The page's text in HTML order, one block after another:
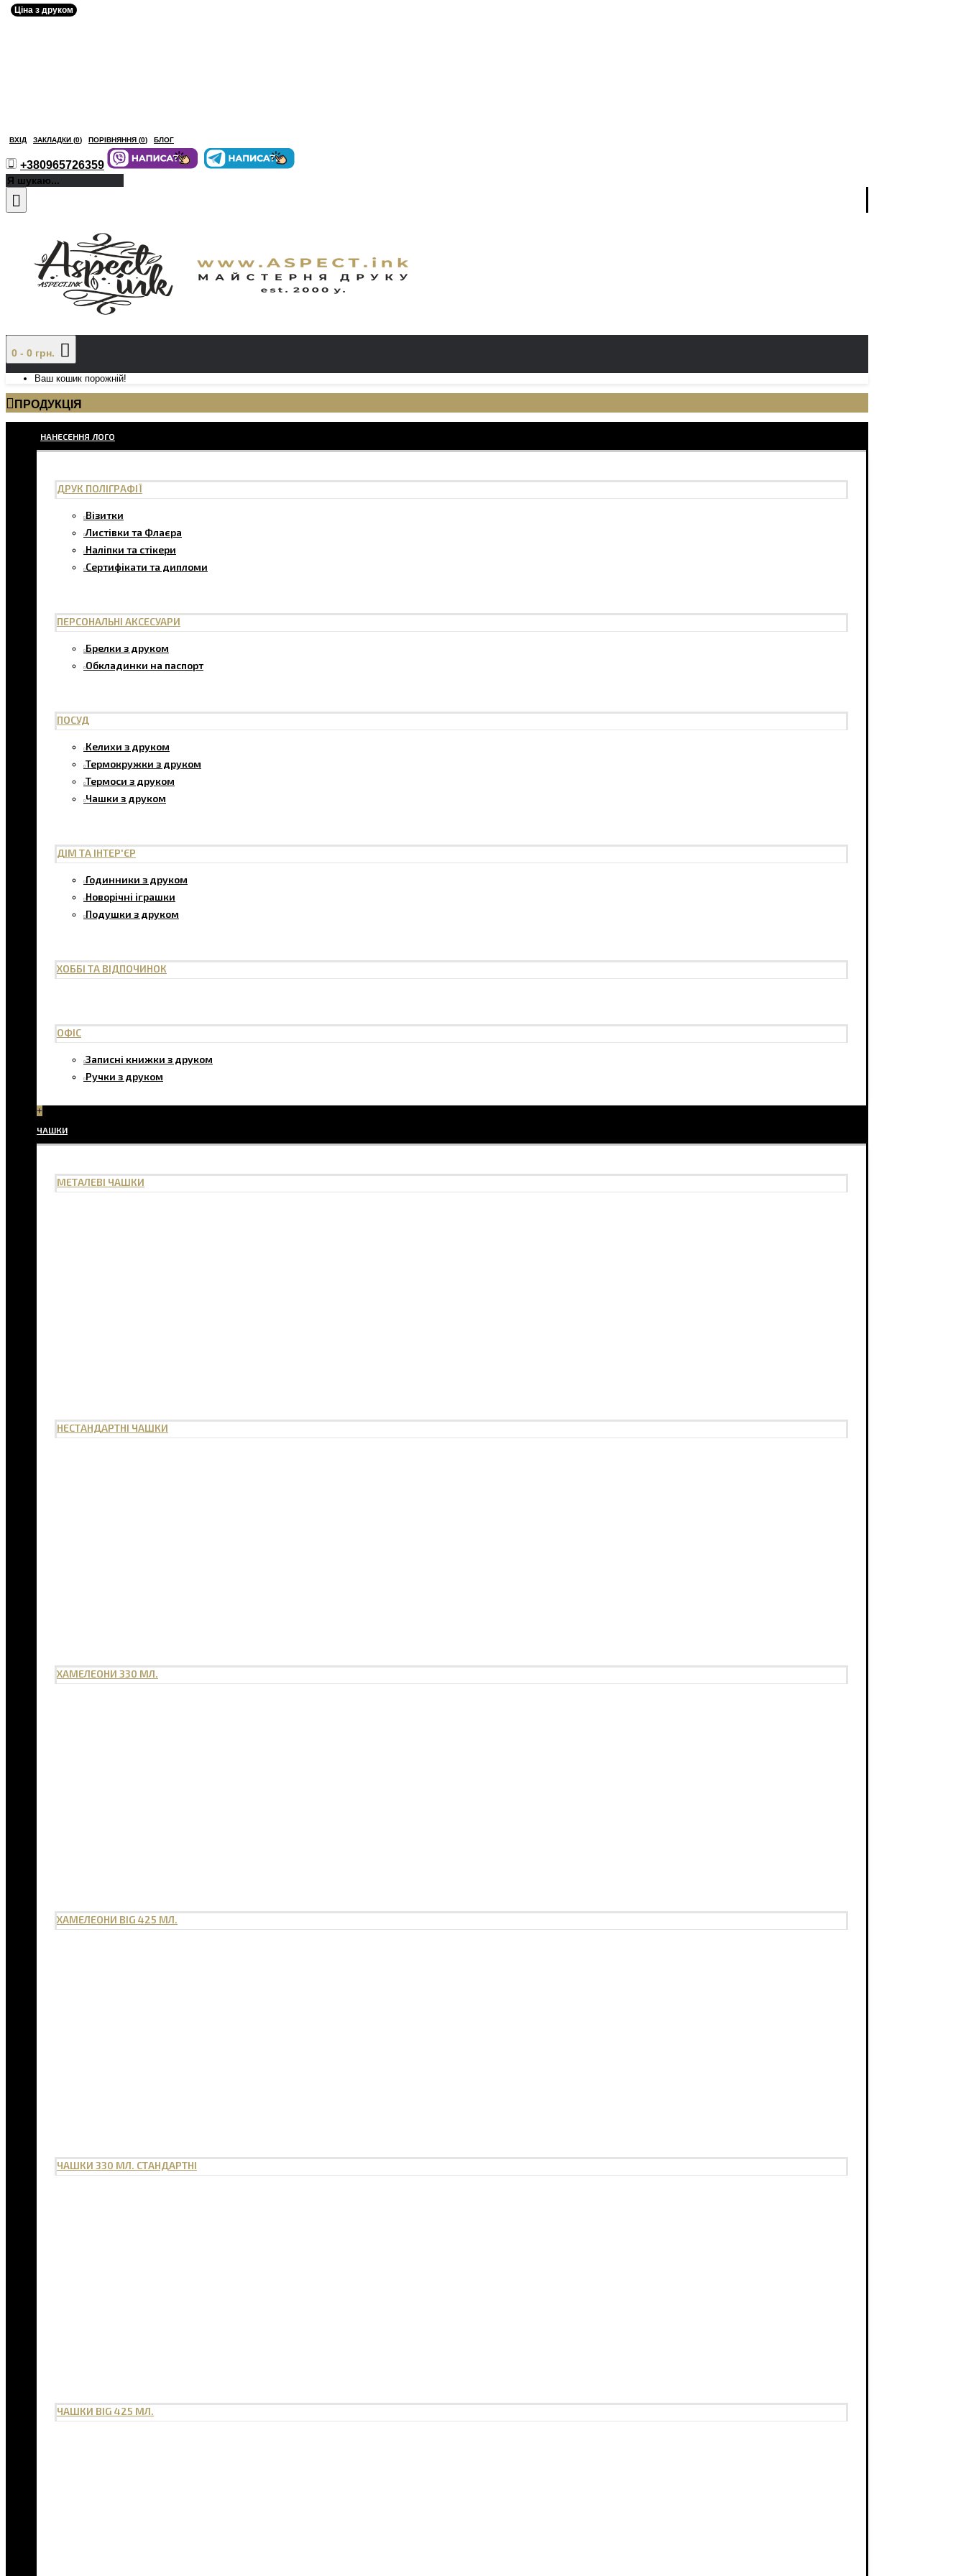
ВХІД ЗАКЛАДКИ (0) ПОРІВНЯННЯ (0) БЛОГ
+380965726359
0 - 0 грн.
Ваш кошик порожній!
ПРОДУКЦІЯ
НАНЕСЕННЯ ЛОГО
ДРУК ПОЛІГРАФІЇ
Візитки
Листівки та Флаєра
Наліпки та стікери
Сертифікати та дипломи
ПЕРСОНАЛЬНІ АКСЕСУАРИ
Брелки з друком
Обкладинки на паспорт
ПОСУД
Келихи з друком
Термокружки з друком
Термоси з друком
Чашки з друком
ДІМ ТА ІНТЕР'ЄР
Годинники з друком
Новорічні іграшки
Подушки з друком
ХОББІ ТА ВІДПОЧИНОК
ОФІС
Записні книжки з друком
Ручки з друком
+
ЧАШКИ
МЕТАЛЕВІ ЧАШКИ
НЕСТАНДАРТНІ ЧАШКИ
ХАМЕЛЕОНИ 330 МЛ.
ХАМЕЛЕОНИ BIG 425 МЛ.
ЧАШКИ 330 МЛ. СТАНДАРТНІ
ЧАШКИ BIG 425 МЛ.
Ціна з друком